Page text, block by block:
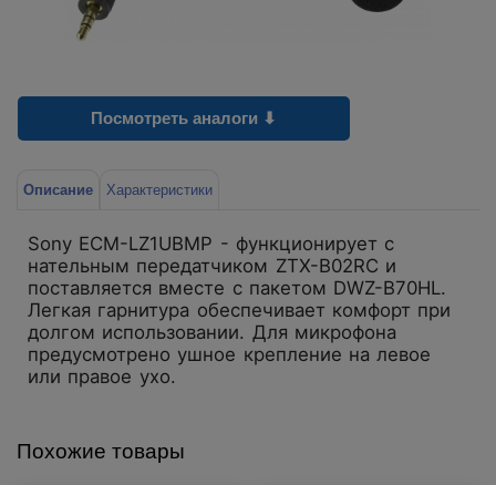
Посмотреть аналоги ⬇
Описание Характеристики
Sony ECM-LZ1UBMP - функционирует с
нательным передатчиком ZTX-B02RC и
поставляется вместе с пакетом DWZ-B70HL.
Легкая гарнитура обеспечивает комфорт при
долгом использовании. Для микрофона
предусмотрено ушное крепление на левое
или правое ухо.
Похожие товары